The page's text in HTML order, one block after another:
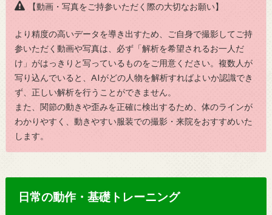
【動画・写真をご持参いただく際の大切なお願い】
より精度の高いデータを導き出すため、ご自身で撮影してご持
参いただく動画や写真は、必ず「解析を希望されるお一人だ
け」がはっきりと写っているものをご用意ください。複数人が
写り込んでいると、AIがどの人物を解析すればよいか認識でき
ず、正しい解析を行うことができません。
また、関節の動きや歪みを正確に検出するため、体のラインが
わかりやすく、動きやすい服装での撮影・来院をおすすめいた
します。
日常の動作・基礎トレーニング